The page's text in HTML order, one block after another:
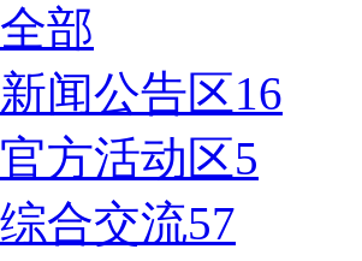
全部
新闻公告区16
官方活动区5
综合交流57